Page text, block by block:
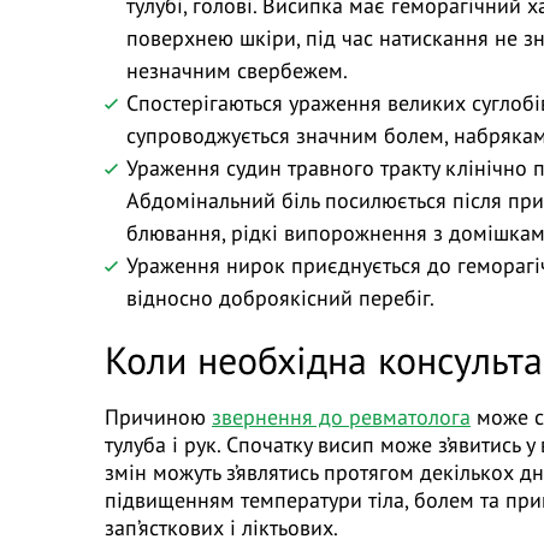
тулубі, голові. Висипка має геморагічний
поверхнею шкіри, під час натискання не
незначним свербежем.
Спостерігаються ураження великих
супроводжується значним болем,
Ураження судин травного тракту
Абдомінальний біль посилюється після
блювання, рідкі випорожнення з
Ураження нирок приєднується до
відносно доброякісний перебіг.
Коли необхідна
Причиною звернення до ревматолога може
тулуба і рук. Спочатку висип може з’явитись
змін можуть з’являтись протягом декількох
підвищенням температури тіла, болем та
зап’ясткових і ліктьових.